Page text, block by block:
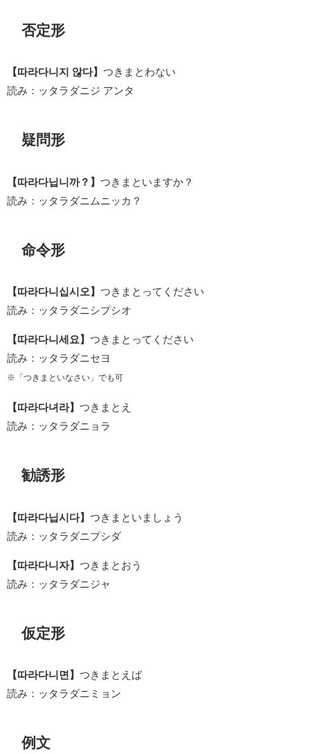
否定形
【따라다니지 않다】 つきまとわない
読み：ッタラダニジ アンタ
疑問形
【따라다닙니까？】 つきまといますか？
読み：ッタラダニムニッカ？
命令形
【따라다니십시오】 つきまとってください
読み：ッタラダニシプシオ
【따라다니세요】 つきまとってください
読み：ッタラダニセヨ
※「つきまといなさい」でも可
【따라다녀라】 つきまとえ
読み：ッタラダニョラ
勧誘形
【따라다닙시다】 つきまといましょう
読み：ッタラダニプシダ
【따라다니자】 つきまとおう
読み：ッタラダニジャ
仮定形
【따라다니면】 つきまとえば
読み：ッタラダニミョン
例文